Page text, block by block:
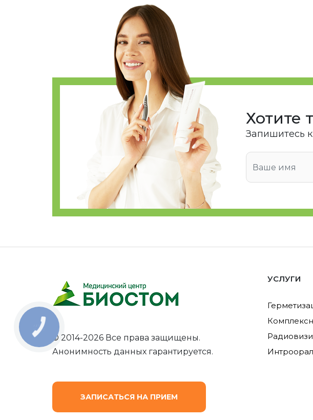
В то же время, ортодонты в некоторых случаях
начальном этапе. После их ношения могут назначить
эффекта нужно носить пластинку минимум по 22 часа в
Длительность лечения прикуса с его применением может
Противопоказания для
Пластинки не устанавливаются пациентам без
Перед установкой любых ортодонтических
здоровы перед началом пути выравнивания прикуса,
устранить кариес, пародонтит, гингивит, пульпит и т.д.
Если наш пациент – это ребенок, стоматолог вместе
пластинок в зависимости от возраста и характера
поэтому они могут научиться самостоятельно снимать
Хотите
Запишитесь
© 2014-2026 Все права защищены.
Анонимность данных гарантируется.
ЗАПИСАТЬСЯ НА ПРИЕМ
УСЛУГИ
КНОПКА
ЗВ'ЯЗКУ